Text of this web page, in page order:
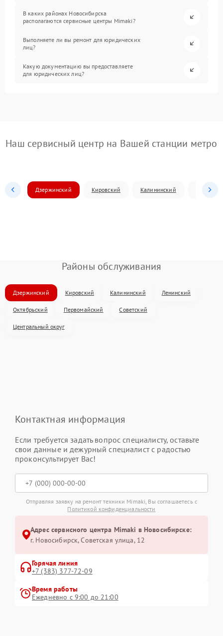
В каких районах Новосибирска
располагаются сервисные центры Mimaki?
Выполняете ли вы ремонт для юридических
лиц?
Какую документацию вы предоставляете
для юридических лиц?
Наш сервисный центр на Вашей станции метро
Дзержинский Кировский Калининский
Районы обслуживания
Дзержинский Кировский Калининский Ленинский
Октябрьский Первомайский Советский
Центральный округ
Контактная информация
Если требуется задать вопрос специалисту, оставьте
свои данные и дежурный специалист с радостью
проконсультирует Вас!
Отправляя заявку на ремонт техники Mimaki, Вы соглашаетесь с
Политикой конфиденциальности
Адрес сервисного центра Mimaki в Новосибирске:
г. Новосибирск, Советская улица, 12
Горячая линия
+7 (383) 377-72-09
Время работы
Ежедневно с 9:00 до 21:00